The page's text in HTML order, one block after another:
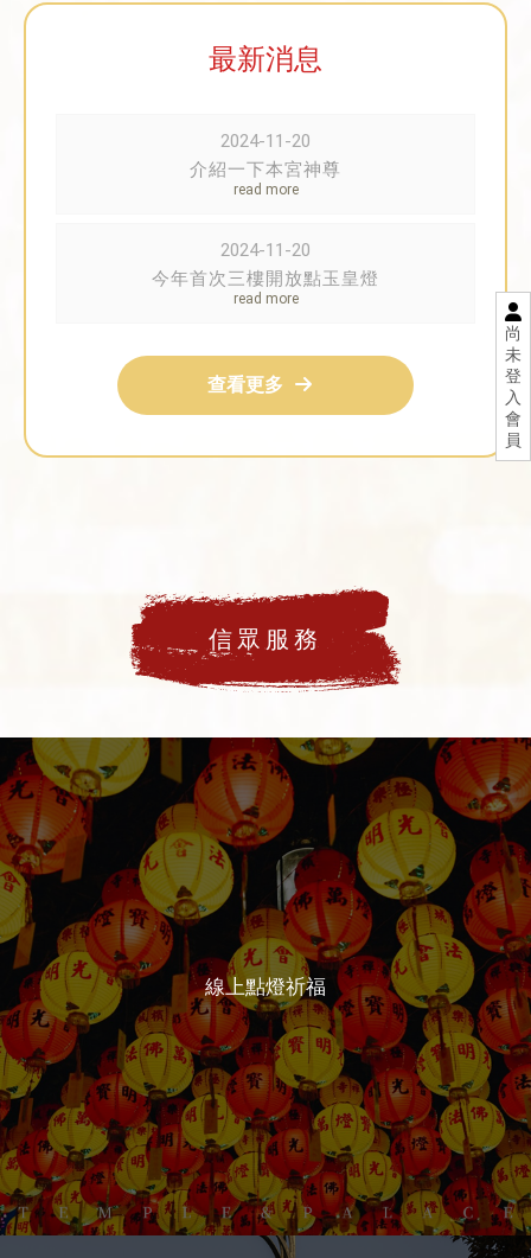
尚
未
登
入
會
員
最新消息
2024-11-20
介紹一下本宮神尊
2024-11-20
今年首次三樓開放點玉皇燈
查看更多
信眾服務
線上點燈祈福